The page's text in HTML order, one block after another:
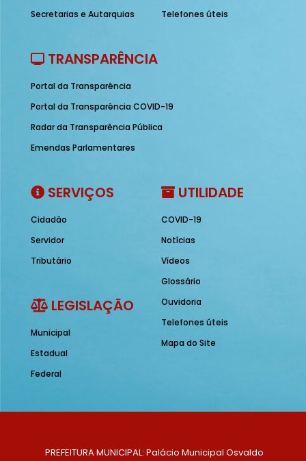
Secretarias e Autarquias
Telefones úteis
TRANSPARÊNCIA
Portal da Transparência
Portal da Transparência COVID-19
Radar da Transparência Pública
Emendas Parlamentares
SERVIÇOS
Cidadão
Servidor
Tributário
LEGISLAÇÃO
Municipal
Estadual
Federal
UTILIDADE
COVID-19
Notícias
Vídeos
Glossário
Ouvidoria
Telefones úteis
Mapa do Site
PREFEITURA MUNICIPAL: Palácio Municipal Osvaldo